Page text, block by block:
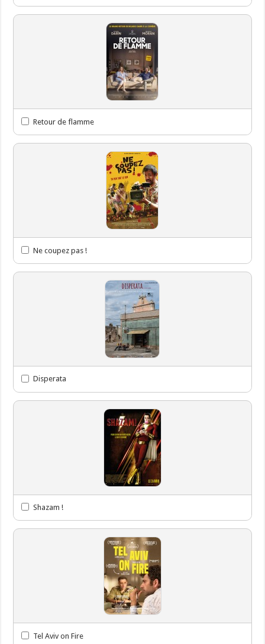
Retour de flamme
Ne coupez pas !
Disperata
Shazam !
Tel Aviv on Fire